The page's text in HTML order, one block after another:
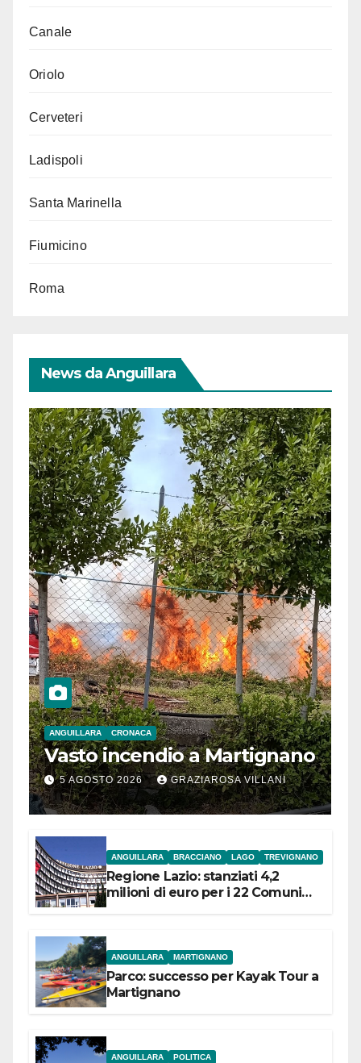
Canale
Oriolo
Cerveteri
Ladispoli
Santa Marinella
Fiumicino
Roma
News da Anguillara
ANGUILLARA CRONACA
Vasto incendio a Martignano
5 AGOSTO 2026 GRAZIAROSA VILLANI
ANGUILLARA BRACCIANO LAGO TREVIGNANO
Regione Lazio: stanziati 4,2
milioni di euro per i 22 Comuni
ANGUILLARA MARTIGNANO
Parco: successo per Kayak Tour a
Martignano
ANGUILLARA POLITICA